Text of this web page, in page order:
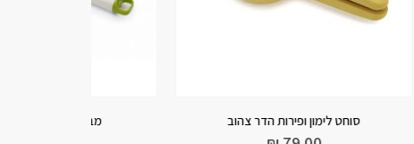
מברשת סיליקון לניקוי הכלי